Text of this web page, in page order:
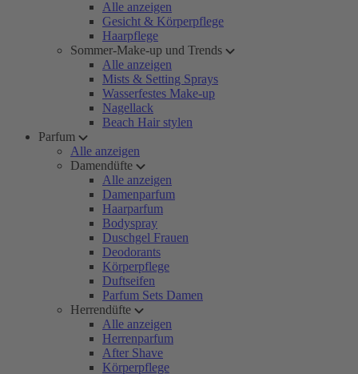
Alle anzeigen
Gesicht & Körperpflege
Haarpflege
Sommer-Make-up und Trends
Alle anzeigen
Mists & Setting Sprays
Wasserfestes Make-up
Nagellack
Beach Hair stylen
Parfum
Alle anzeigen
Damendüfte
Alle anzeigen
Damenparfum
Haarparfum
Bodyspray
Duschgel Frauen
Deodorants
Körperpflege
Duftseifen
Parfum Sets Damen
Herrendüfte
Alle anzeigen
Herrenparfum
After Shave
Körperpflege